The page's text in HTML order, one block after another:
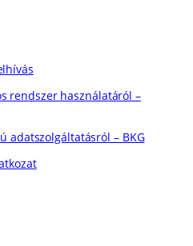
rendszer használatáról –
adatszolgáltatásról – BKG